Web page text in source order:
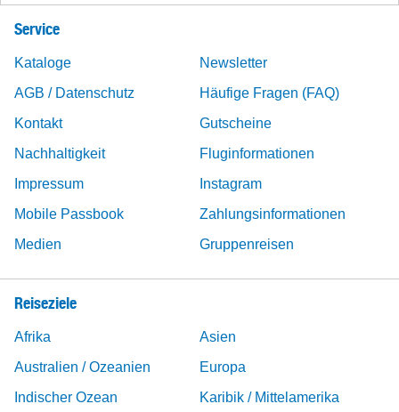
Service
Kataloge
Newsletter
AGB / Datenschutz
Häufige Fragen (FAQ)
Kontakt
Gutscheine
Nachhaltigkeit
Fluginformationen
Impressum
Instagram
Mobile Passbook
Zahlungsinformationen
Medien
Gruppenreisen
Reiseziele
Afrika
Asien
Australien / Ozeanien
Europa
Indischer Ozean
Karibik / Mittelamerika